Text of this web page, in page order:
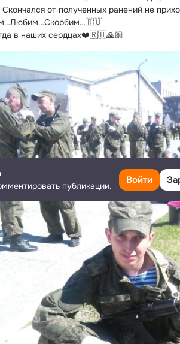
Скончался от полученных ранений не
в наших сердцах❤️🇷🇺🙏🏼
публикации.
Войти